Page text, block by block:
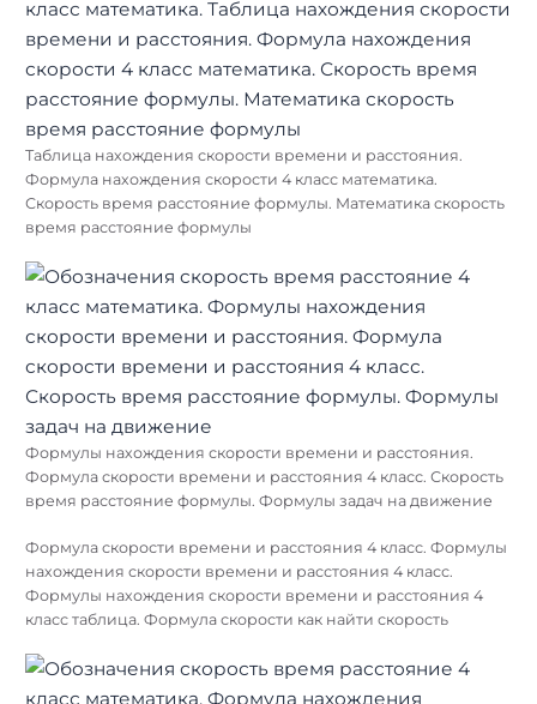
Таблица нахождения скорости времени и расстояния.
Формула нахождения скорости 4 класс математика.
Скорость время расстояние формулы. Математика скорость
время расстояние формулы
Формулы нахождения скорости времени и расстояния.
Формула скорости времени и расстояния 4 класс. Скорость
время расстояние формулы. Формулы задач на движение
Формула скорости времени и расстояния 4 класс. Формулы
нахождения скорости времени и расстояния 4 класс.
Формулы нахождения скорости времени и расстояния 4
класс таблица. Формула скорости как найти скорость